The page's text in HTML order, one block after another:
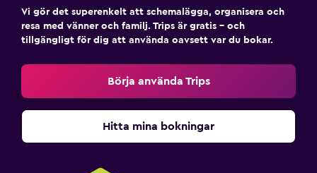
Vi gör det superenkelt att schemalägga, organisera och
resa med vänner och familj. Trips är gratis – och
tillgängligt för dig att använda oavsett var du bokar.
Börja använda Trips
Hitta mina bokningar